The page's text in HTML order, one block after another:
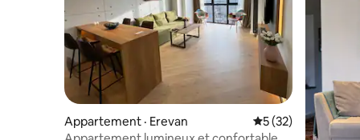
Appartement · Erevan Note moyenne de
5 (32)